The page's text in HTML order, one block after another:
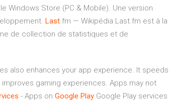
Windows Store (PC & Mobile). Une version
Last.fm — Wikipédia Last.fm est à la
de collection de statistiques et de
also enhances your app experience. It speeds
gaming experiences. Apps may not
- Apps on Google Play Google Play services